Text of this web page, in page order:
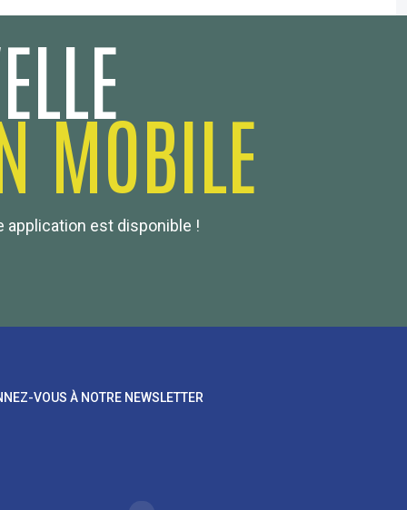
MOBILE
application est disponible !
VOUS À NOTRE NEWSLETTER